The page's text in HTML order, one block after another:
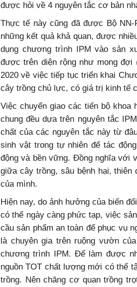
được hỏi về 4 nguyên tắc cơ bản
Thực tế này cũng đã được Bộ
những kết quả khả quan, được
dụng chương trình IPM vào sản
được trên diện rộng như mong đợi
2020 về việc tiếp tục triển khai
cây trồng chủ lực, có giá trị kinh tế
Việc chuyển giao các tiến bộ khoa
chung đều dựa trên nguyên tắc
chất của các nguyên tắc này từ
sinh vật trong tự nhiên để tác
động và bền vững. Đồng nghĩa với
giữa cây trồng, sâu bệnh hại,
của mình.
Hiện nay, do ảnh hưởng của biến
có thể ngày càng phức tạp, việc
cầu sản phẩm an toàn để phục vụ
là chuyên gia trên ruộng vườn
chương trình IPM. Để làm được
nguồn TOT chất lượng mới có thể
trồng. Nên chăng cơ quan trồng